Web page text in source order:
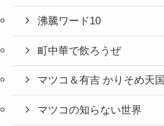
沸騰ワード10
町中華で飲ろうぜ
マツコ＆有吉 かりそめ天国
マツコの知らない世界